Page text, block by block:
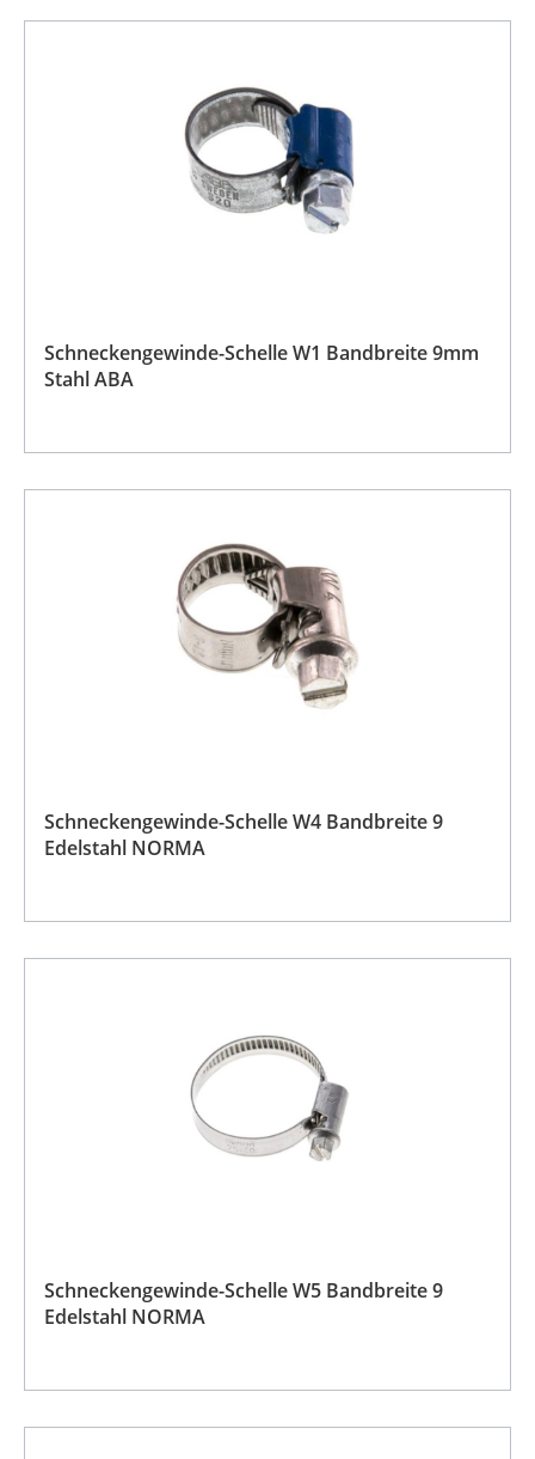
Schneckengewinde-Schelle W1 Bandbreite 9mm
Stahl ABA
Schneckengewinde-Schelle W4 Bandbreite 9
Edelstahl NORMA
Schneckengewinde-Schelle W5 Bandbreite 9
Edelstahl NORMA